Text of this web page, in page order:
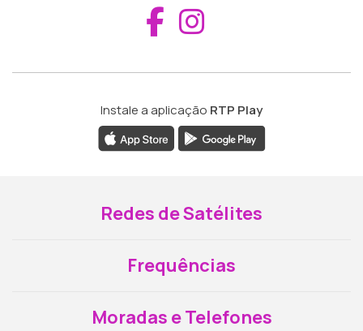
Aceder ao
Instale a aplicação RTP Play
Redes de Satélites
Frequências
Moradas e Telefones